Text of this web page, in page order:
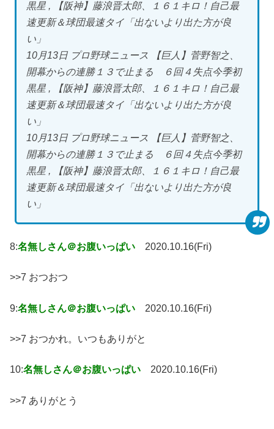
黒星 , 【阪神】藤浪晋太郎、１６１キロ！自己最
速更新＆球団最速タイ「出ないより出た方が良
い」
10月13日 プロ野球ニュース 【巨人】菅野智之、
開幕からの連勝１３で止まる ６回４失点今季初
黒星 , 【阪神】藤浪晋太郎、１６１キロ！自己最
速更新＆球団最速タイ「出ないより出た方が良
い」
10月13日 プロ野球ニュース 【巨人】菅野智之、
開幕からの連勝１３で止まる ６回４失点今季初
黒星 , 【阪神】藤浪晋太郎、１６１キロ！自己最
速更新＆球団最速タイ「出ないより出た方が良
い」
8:名無しさん＠お腹いっぱい 2020.10.16(Fri)
>>7 おつおつ
9:名無しさん＠お腹いっぱい 2020.10.16(Fri)
>>7 おつかれ。いつもありがと
10:名無しさん＠お腹いっぱい 2020.10.16(Fri)
>>7 ありがとう